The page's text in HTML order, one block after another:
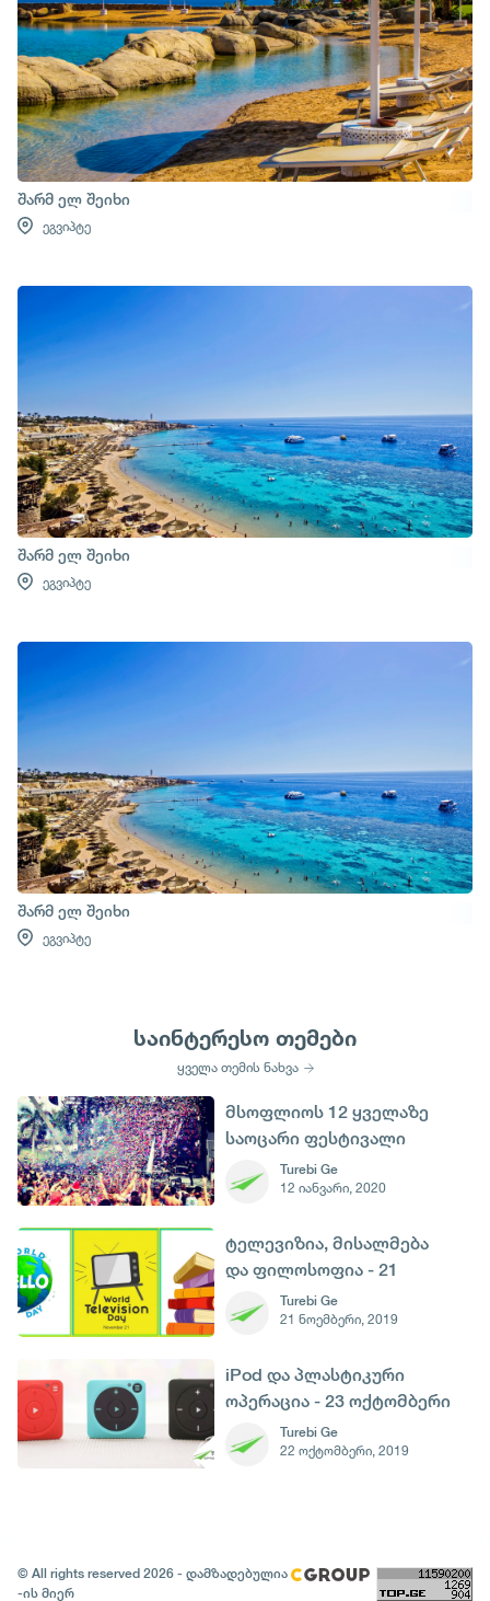
შარმ ელ შეიხი
ეგვიპტე
შარმ ელ შეიხი
ეგვიპტე
შარმ ელ შეიხი
ეგვიპტე
საინტერესო თემები
ყველა თემის ნახვა
მსოფლიოს 12 ყველაზე
საოცარი ფესტივალი
თებერვალში
Turebi Ge
12 იანვარი, 2020
ტელევიზია, მისალმება
და ფილოსოფია - 21
ნოემბერი.
Turebi Ge
21 ნოემბერი, 2019
iPod და პლასტიკური
ოპერაცია - 23 ოქტომბერი
Turebi Ge
22 ოქტომბერი, 2019
© All rights reserved 2026 - დამზადებულია
-ის მიერ